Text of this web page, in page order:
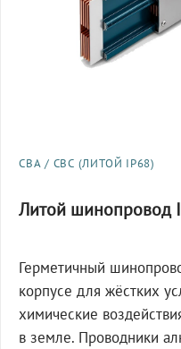
СВА / СВС (ЛИТОЙ IP68)
Литой шинопровод
Герметичный
корпусе для жёстких
химические
в земле. Проводники